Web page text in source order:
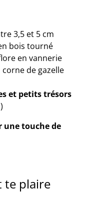
3,5 et 5 cm
bois tourné
en vannerie
de gazelle
et petits trésors
une touche de
te plaire